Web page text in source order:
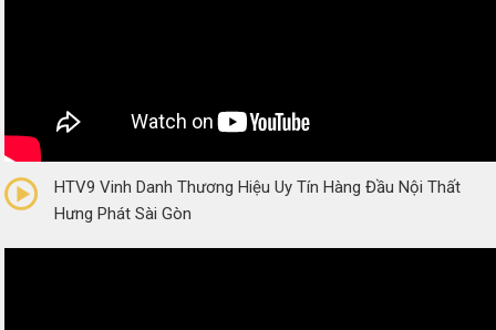
(0 Reviews)
HTV9 Vinh Danh Thương Hiệu Uy Tín Hàng Đầu Nội Thất
Hưng Phát Sài Gòn